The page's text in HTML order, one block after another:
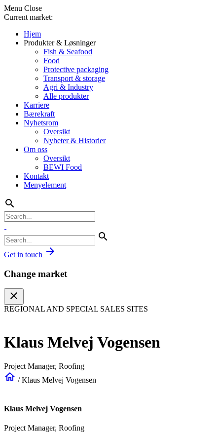
Menu Close
Current market:
Hjem
Produkter & Løsninger
Fish & Seafood
Food
Protective packaging
Transport & storage
Agri & Industry
Alle produkter
Karriere
Bærekraft
Nyhetsrom
Oversikt
Nyheter & Historier
Om oss
Oversikt
BEWI Food
Kontakt
Menyelement
search
search
Get in touch arrow_forward
Change market
close
REGIONAL AND SPECIAL SALES SITES
Klaus Melvej Vogensen
Project Manager, Roofing
home /Klaus Melvej Vogensen
Klaus Melvej Vogensen
Project Manager, Roofing